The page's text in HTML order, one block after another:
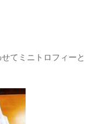
てミニトロフィーと